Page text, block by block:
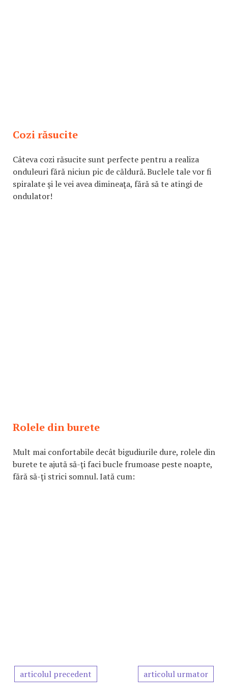
Cozi răsucite
Câteva cozi răsucite sunt perfecte pentru a realiza
onduleuri fără niciun pic de căldură. Buclele tale vor fi
spiralate şi le vei avea dimineaţa, fără să te atingi de
ondulator!
Rolele din burete
Mult mai confortabile decât bigudiurile dure, rolele din
burete te ajută să-ţi faci bucle frumoase peste noapte,
fără să-ţi strici somnul. Iată cum:
articolul precedent articolul urmator